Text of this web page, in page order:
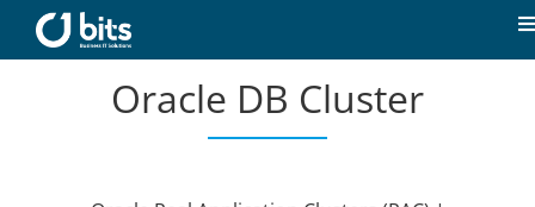
Inhalt
springen
Oracle DB Cluster